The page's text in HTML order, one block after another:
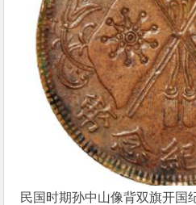
民国时期孙中山像背双旗开国